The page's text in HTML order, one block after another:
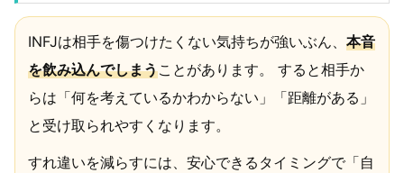
INFJは相手を傷つけたくない気持ちが強いぶん、 本音
を飲み込んでしまうことがあります。 すると相手か
らは「何を考えているかわからない」「距離がある」
と受け取られやすくなります。
すれ違いを減らすには、安心できるタイミングで「自